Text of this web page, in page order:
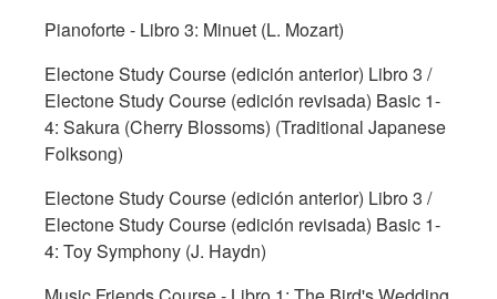
Pianoforte - Libro 3: Minuet (L. Mozart)
Electone Study Course (edición anterior) Libro 3 /
Electone Study Course (edición revisada) Basic 1-
4: Sakura (Cherry Blossoms) (Traditional Japanese
Folksong)
Electone Study Course (edición anterior) Libro 3 /
Electone Study Course (edición revisada) Basic 1-
4: Toy Symphony (J. Haydn)